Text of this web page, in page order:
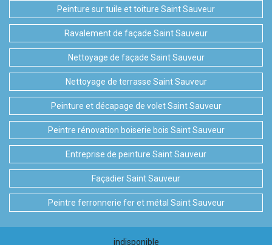
Peinture sur tuile et toiture Saint Sauveur
Ravalement de façade Saint Sauveur
Nettoyage de façade Saint Sauveur
Nettoyage de terrasse Saint Sauveur
Peinture et décapage de volet Saint Sauveur
Peintre rénovation boiserie bois Saint Sauveur
Entreprise de peinture Saint Sauveur
Façadier Saint Sauveur
Peintre ferronnerie fer et métal Saint Sauveur
indisponible